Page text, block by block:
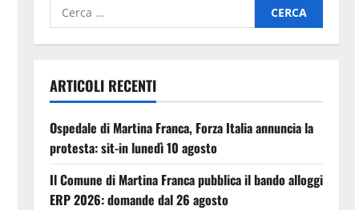
ARTICOLI RECENTI
Ospedale di Martina Franca, Forza Italia annuncia la
protesta: sit-in lunedì 10 agosto
Il Comune di Martina Franca pubblica il bando alloggi
ERP 2026: domande dal 26 agosto